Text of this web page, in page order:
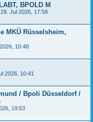
BPOLD M
28. Jul 2026, 17:58
MKÜ Rüsselsheim,
10:48
2026, 10:41
/ Bpoli Düsseldorf /
19:53